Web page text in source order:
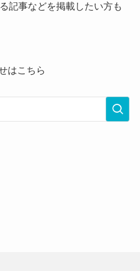
記事などを掲載したい方も
はこちら